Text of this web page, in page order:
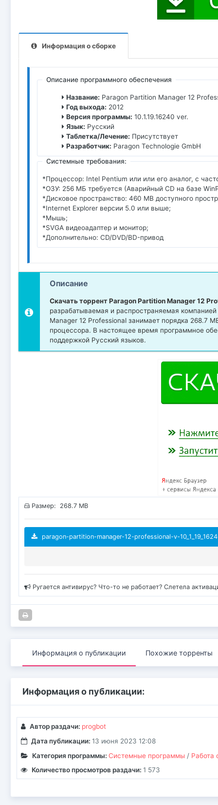
Информация о сборке
Описание программного обеспечения
Название: Paragon Partition Manager 12
Год выхода: 2012
Версия программы: 10.1.19.16240 ver.
Язык: Русский
Таблетка/Лечение: Присутствует
Разработчик: Paragon Technologie GmbH
Системные требования:
*Процессор: Intel Pentium или или его аналог, с
*ОЗУ: 256 MБ требуется (Аварийный CD на базе
*Дисковое пространство: 460 MB доступного
*Internet Explorer версии 5.0 или выше;
*Мышь;
*SVGA видеоадаптер и монитор;
*Дополнительно: CD/DVD/BD-привод
Описание
Скачать торрент Paragon Partition Manager 12
разрабатываемая и распространяемая
Manager 12 Professional занимает порядка 268.7
процессора. В настоящее время программное
поддержкой Русский языков.
Размер: 268.7 MB
paragon-partition-manager-12-professional-v-
Ругается антивирус? Что-то не работает? Слетела
Информация о публикации Похожие торренты
Информация о публикации:
Автор раздачи: progbot
Дата публикации: 13 июня 2023 12:08
Категория программы: Системные программы/ Работа
Количество просмотров раздачи: 1 573